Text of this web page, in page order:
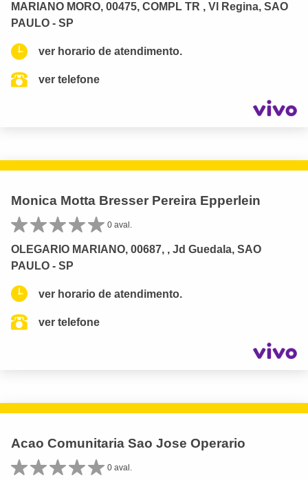
MARIANO MORO, 00475, COMPL TR , Vl Regina, SAO
PAULO - SP
ver horario de atendimento.
ver telefone
Monica Motta Bresser Pereira Epperlein
0 aval.
OLEGARIO MARIANO, 00687, , Jd Guedala, SAO
PAULO - SP
ver horario de atendimento.
ver telefone
Acao Comunitaria Sao Jose Operario
0 aval.